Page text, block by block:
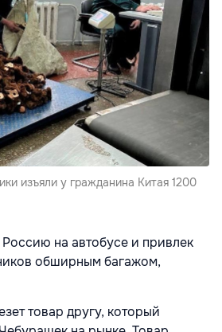
изъяли у гражданина Китая 1200
на автобусе и привлек
обширным багажом,
товар другу, который